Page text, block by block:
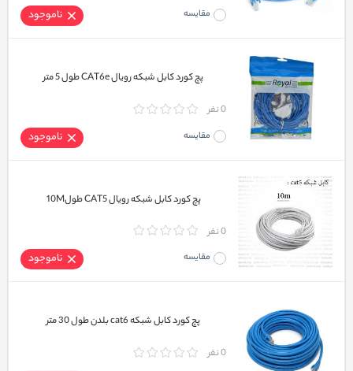
مقایسه ناموجود
پچ کورد کابل شبکه رویال CAT6e طول 5 متر
0 نفر
مقایسه ناموجود
پچ کورد کابل شبکه رویال CAT5 طول10M
0 نفر
مقایسه ناموجود
پچ کورد کابل شبکه cat6 بلدن طول 30 متر
0 نفر